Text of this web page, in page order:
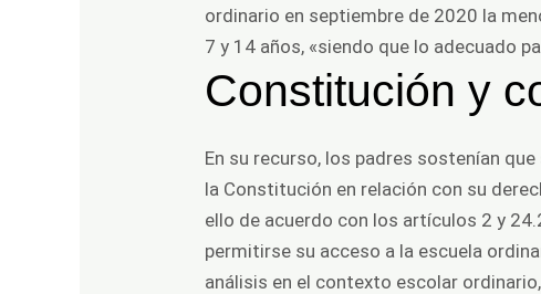
ordinario en septiembre de 2020 la
7 y 14 años, «siendo que lo adecuado
Constitución y
En su recurso, los padres sostenían
la Constitución en relación con su
ello de acuerdo con los artículos 2 y
permitirse su acceso a la escuela
análisis en el contexto escolar